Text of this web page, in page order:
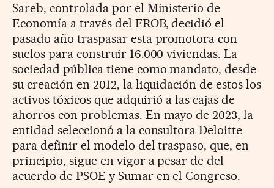
Sareb, controlada por el Ministerio de
Economía a través del FROB, decidió el
pasado año traspasar esta promotora con
suelos para construir 16.000 viviendas. La
sociedad pública tiene como mandato, desde
su creación en 2012, la liquidación de estos los
activos tóxicos que adquirió a las cajas de
ahorros con problemas. En mayo de 2023, la
entidad seleccionó a la consultora Deloitte
para definir el modelo del traspaso, que, en
principio, sigue en vigor a pesar de del
acuerdo de PSOE y Sumar en el Congreso.